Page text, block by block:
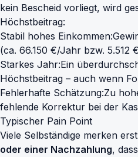
kein Bescheid vorliegt, wird
Höchstbeitrag:
Stabil hohes Einkommen:
(ca. 66.150 €/Jahr bzw. 5.512
Starkes Jahr:Ein
Höchstbeitrag – auch wenn
Fehlerhafte Schätzung:Zu
fehlende Korrektur bei der
Typischer Pain Point
Viele Selbständige merken
oder einer Nachzahlung,